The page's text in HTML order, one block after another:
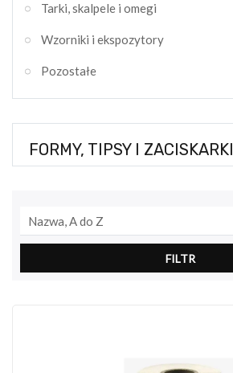
Tarki, skalpele i omegi
Wzorniki i ekspozytory
Pozostałe
FORMY, TIPSY I ZACISKARKI
Nazwa, A do Z
FILTR